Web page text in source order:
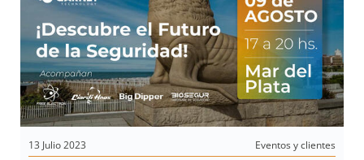
13 Julio 2023 Eventos y clientes